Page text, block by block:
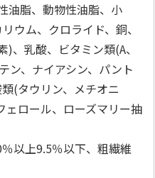
のスプーン パウ
健康に育つ子ね
円
無添加良品 カムカ
ムデンタルコーン
470円
油脂、動物性油脂、小
ウム、クロライド、銅、
、乳酸、ビタミン類(A、
ン、ナイアシン、パント
(タウリン、メチオニ
ェロール、ローズマリー抽
以上9.5％以下、粗繊維